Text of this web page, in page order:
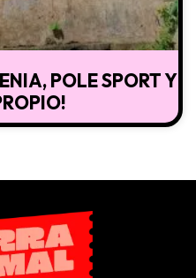
POLE SPORT Y